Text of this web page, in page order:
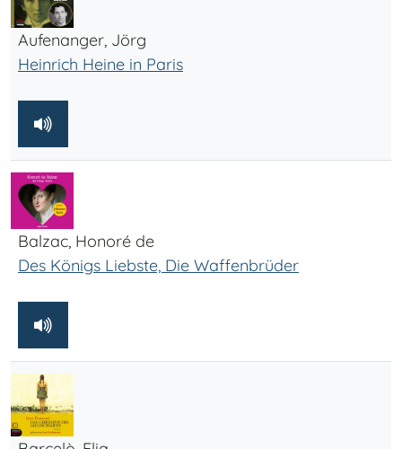
Aufenanger, Jörg
Heinrich Heine in Paris
Balzac, Honoré de
Des Königs Liebste, Die Waffenbrüder